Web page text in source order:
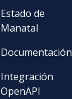
Estado de
Manatal
Documentación
Integración
OpenAPI